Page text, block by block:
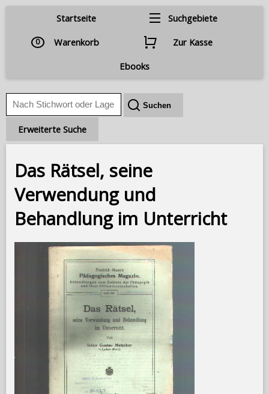
Startseite Suchgebiete
0 Warenkorb
Zur Kasse
Ebooks
Erweiterte Suche
Das Rätsel, seine
Verwendung und
Behandlung im Unterricht